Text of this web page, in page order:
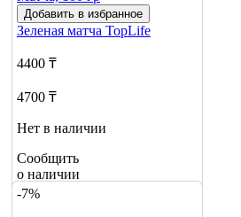
Добавить в избранное
Зеленая матча TopLife
4400 ₸
4700 ₸
Нет в наличии
Сообщить
о наличии
-7%